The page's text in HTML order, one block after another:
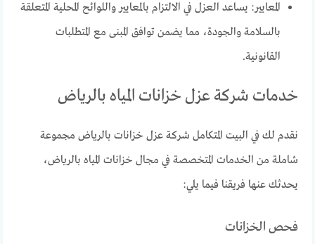
المعايير: يساعد العزل في الالتزام بالمعايير واللوائح المحلية المتعلقة
بالسلامة والجودة، مما يضمن توافق المبنى مع المتطلبات
القانونية.
خدمات شركة عزل خزانات المياه بالرياض
نقدم لك في البيت المتكامل شركة عزل خزانات بالرياض مجموعة
شاملة من الخدمات المتخصصة في مجال خزانات المياه بالرياض،
يحدثك عنها فريقنا فيما يلي:
فحص الخزانات